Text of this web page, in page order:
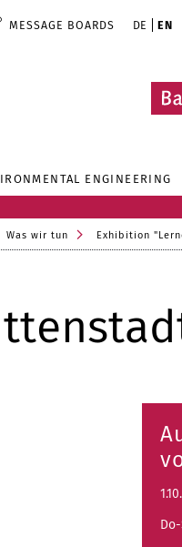
MESSAGE BOARDS DE EN
ENGINEERING
Was wir tun Exhibition